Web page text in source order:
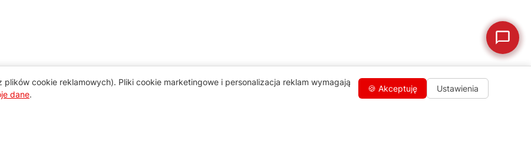
plików cookie reklamowych). Pliki cookie marketingowe i personalizacja reklam wymagają
dane.
🍪 Akceptuję Ustawienia